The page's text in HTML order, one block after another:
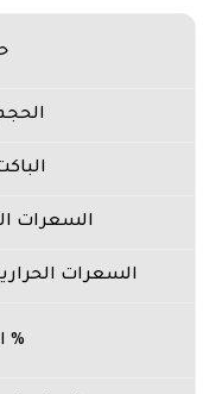
السعرات
السعرات
%